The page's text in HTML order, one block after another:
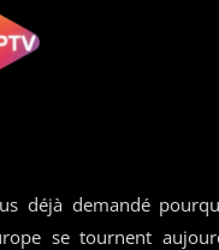
déjà demandé
se tournent